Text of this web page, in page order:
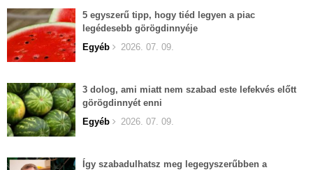
5 egyszerű tipp, hogy tiéd legyen a piac
legédesebb görögdinnyéje
Egyéb
2026. 07. 09.
3 dolog, ami miatt nem szabad este lefekvés előtt
görögdinnyét enni
Egyéb
2026. 07. 09.
Így szabadulhatsz meg legegyszerűbben a